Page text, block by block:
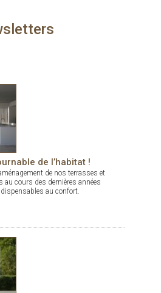
de l’habitat !
de nos terrasses et
cours des dernières années
au confort.